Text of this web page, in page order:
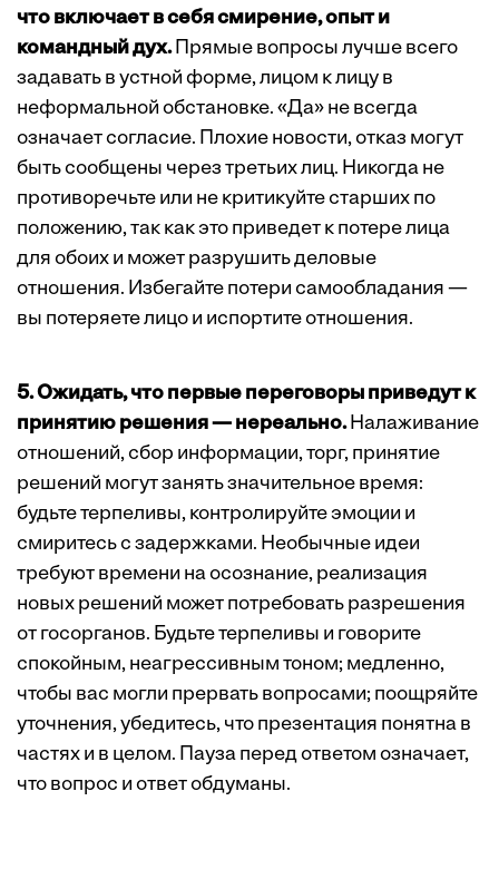
что включает в себя смирение, опыт и
командный дух.Прямые вопросы лучше всего
задавать в устной форме, лицом к лицу в
неформальной обстановке. «Да» не всегда
означает согласие. Плохие новости, отказ могут
быть сообщены через третьих лиц. Никогда не
противоречьте или не критикуйте старших по
положению, так как это приведет к потере лица
для обоих и может разрушить деловые
отношения. Избегайте потери самообладания —
вы потеряете лицо и испортите отношения.
5. Ожидать, что первые переговоры приведут к
принятию решения — нереально.Налаживание
отношений, сбор информации, торг, принятие
решений могут занять значительное время:
будьте терпеливы, контролируйте эмоции и
смиритесь с задержками. Необычные идеи
требуют времени на осознание, реализация
новых решений может потребовать разрешения
от госорганов. Будьте терпеливы и говорите
спокойным, неагрессивным тоном; медленно,
чтобы вас могли прервать вопросами; поощряйте
уточнения, убедитесь, что презентация понятна в
частях и в целом. Пауза перед ответом означает,
что вопрос и ответ обдуманы.